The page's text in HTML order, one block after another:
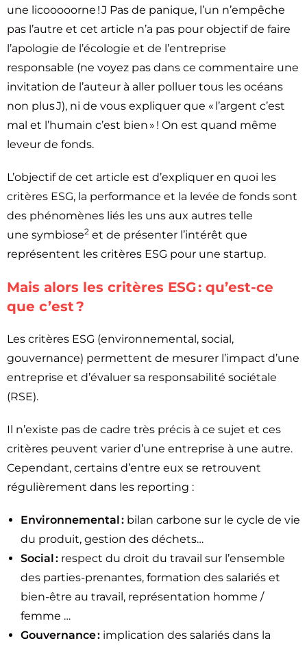
une licooooorne ! J Pas de panique, l’un n’empêche
pas l’autre et cet article n’a pas pour objectif de faire
l’apologie de l’écologie et de l’entreprise
responsable (ne voyez pas dans ce commentaire une
invitation de l’auteur à aller polluer tous les océans
non plus J), ni de vous expliquer que « l’argent c’est
mal et l’humain c’est bien » ! On est quand même
leveur de fonds.
L’objectif de cet article est d’expliquer en quoi les
critères ESG, la performance et la levée de fonds sont
des phénomènes liés les uns aux autres telle
une symbiose2 et de présenter l’intérêt que
représentent les critères ESG pour une startup.
Mais alors les critères ESG : qu’est-ce
que c’est ?
Les critères ESG (environnemental, social,
gouvernance) permettent de mesurer l’impact d’une
entreprise et d’évaluer sa responsabilité sociétale
(RSE).
Il n’existe pas de cadre très précis à ce sujet et ces
critères peuvent varier d’une entreprise à une autre.
Cependant, certains d’entre eux se retrouvent
régulièrement dans les reporting :
Environnemental : bilan carbone sur le cycle de vie
du produit, gestion des déchets…
Social : respect du droit du travail sur l’ensemble
des parties-prenantes, formation des salariés et
bien-être au travail, représentation homme /
femme …
Gouvernance : implication des salariés dans la